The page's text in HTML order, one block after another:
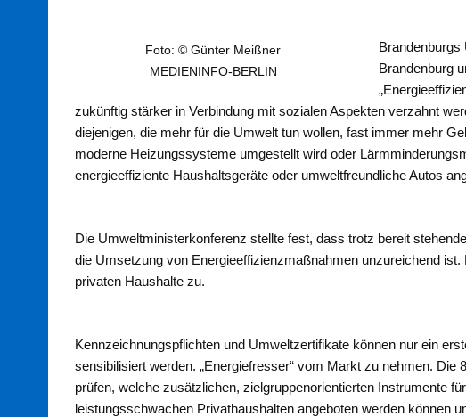
Foto: © Günter Meißner
MEDIENINFO-BERLIN
Brandenburgs
Brandenburg
zukünftig stärker in Verbindung mit sozialen Aspekten verzahnt
diejenigen, die mehr für die Umwelt tun wollen, fast immer mehr
moderne Heizungssysteme umgestellt wird oder
energieeffiziente Haushaltsgeräte oder umweltfreundliche Autos
Die Umweltministerkonferenz stellte fest, dass trotz bereit
die Umsetzung von Energieeffizienzmaßnahmen unzureichend
privaten Haushalte zu.
Kennzeichnungspflichten und Umweltzertifikate können nur ein
sensibilisiert werden. „Energiefresser“ vom Markt zu nehmen.
prüfen, welche zusätzlichen, zielgruppenorientierten Instrumente
leistungsschwachen Privathaushalten angeboten werden können